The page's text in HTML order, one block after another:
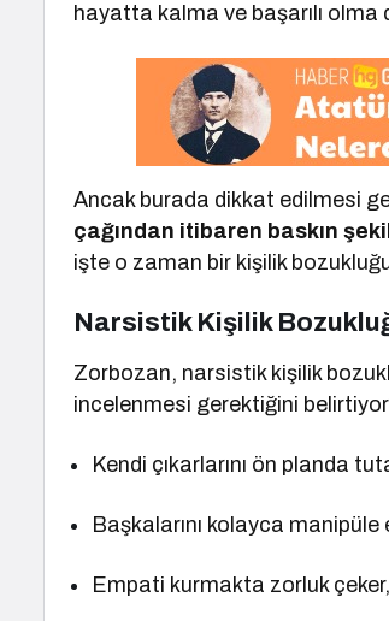
hayatta kalma ve başarılı olma
Ancak burada dikkat edilmesi
çağından itibaren baskın
işte o zaman bir kişilik
Narsistik Kişilik
Zorbozan, narsistik kişilik
incelenmesi gerektiğini
Kendi çıkarlarını ön planda
Başkalarını kolayca manipüle
Empati kurmakta zorluk çeker,